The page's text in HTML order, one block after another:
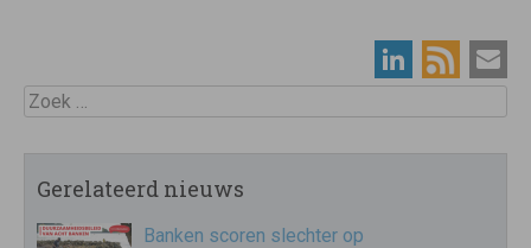
Zoek
Gerelateerd nieuws
Banken scoren slechter op